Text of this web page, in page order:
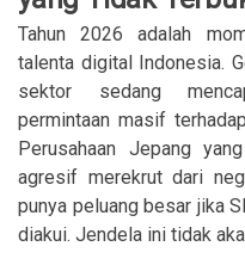
Tahun 2026 adalah
talenta digital Indonesia.
sektor sedang
permintaan masif
Perusahaan Jepang
agresif merekrut dari
punya peluang besar jika
diakui. Jendela ini tidak